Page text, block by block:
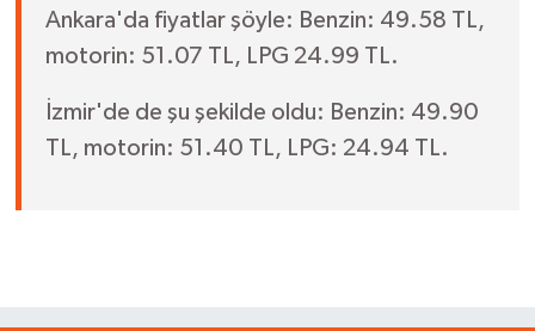
Ankara'da fiyatlar şöyle: Benzin: 49.58 TL,
motorin: 51.07 TL, LPG 24.99 TL.
İzmir'de de şu şekilde oldu: Benzin: 49.90
TL, motorin: 51.40 TL, LPG: 24.94 TL.